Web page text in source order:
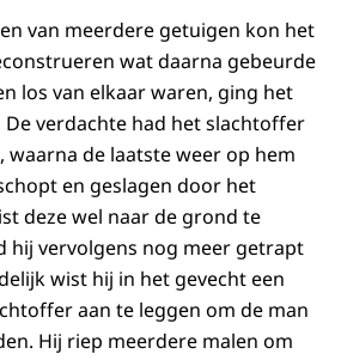
van meerdere getuigen kon het
wat daarna gebeurde
los van elkaar waren, ging het
verdachte had het slachtoffer
waarna de laatste weer op hem
en geslagen door het
deze wel naar de grond te
hij vervolgens nog meer getrapt
wist hij in het gevecht een
aan te leggen om de man
Hij riep meerdere malen om